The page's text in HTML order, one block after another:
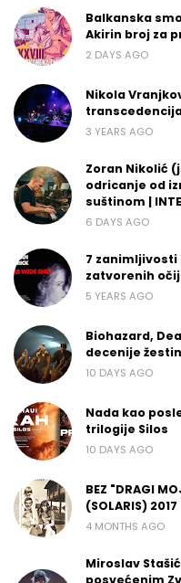
Balkanska
Akirin broj za
2 DAYS AGO
Nikola
3 YEARS AGO
Zoran Nikolić
odricanje od
suštinom |
6 DAYS AGO
7 zanimljivosti
zatvorenih
5 YEARS AGO
Biohazard,
decenije
10 DAYS AGO
Nada kao
trilogije Silos
10 DAYS AGO
BEZ "DRAGI
(SOLARIS) 2017
4 MONTHS AGO
Miroslav
posvećenim